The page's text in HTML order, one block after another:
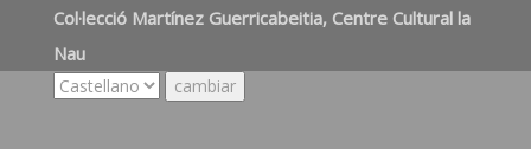
Col·lecció Martínez Guerricabeitia, Centre Cultural la
Nau